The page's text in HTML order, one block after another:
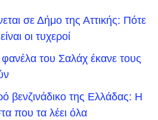
σε Δήμο της Αττικής: Πότε
οι τυχεροί
του Σαλάχ έκανε τους
βενζινάδικο της Ελλάδας: Η
που τα λέει όλα